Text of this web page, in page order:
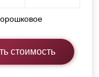
стоимость